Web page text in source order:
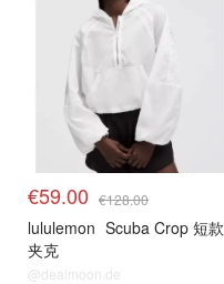
€59.00 €128.00
lululemon Scuba Crop 短款
夹克
@dealmoon.de